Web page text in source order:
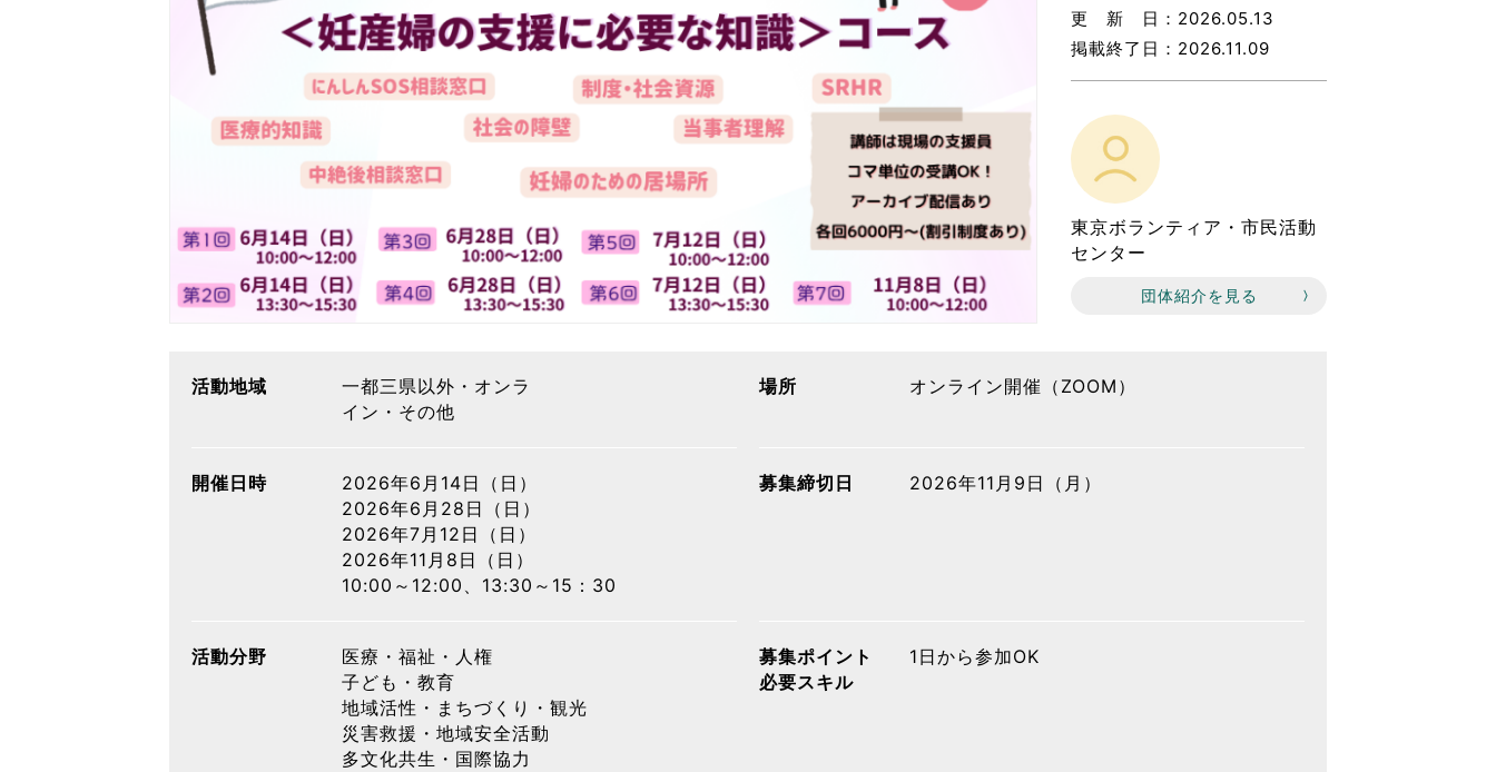
更新日
2026.05.13
掲載終了日
2026.11.09
東京ボランティア・市民活動
センター
団体紹介を見る
活動地域
一都三県以外・オンラ
イン・その他
場所 オンライン開催（ZOOM）
開催日時
2026年6月14日（日）
2026年6月28日（日）
2026年7月12日（日）
2026年11月8日（日）
10:00～12:00、13:30～15：30
募集締切日 2026年11月9日（月）
活動分野
医療・福祉・人権
子ども・教育
地域活性・まちづくり・観光
災害救援・地域安全活動
多文化共生・国際協力
募集ポイント
必要スキル
1日から参加OK